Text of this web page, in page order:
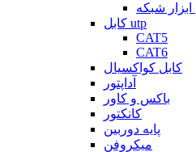
شبکه
کابل utp
CAT5
CAT6
کابل کواکسیال
آداپتور
باکس و کاور
کانکتور
پایه دوربین
میکروفن